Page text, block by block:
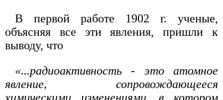
В первой работе 1902 г. ученые,
объясняя все эти явления, пришли к
выводу, что
«...радиоактивность - это атомное
явление, сопровождающееся